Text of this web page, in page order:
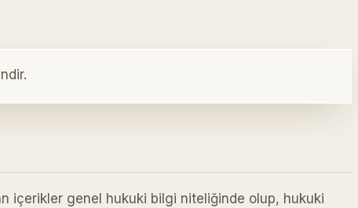
içerikler genel hukuki bilgi niteliğinde olup, hukuki